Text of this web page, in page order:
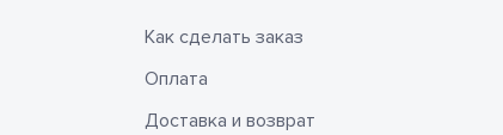
Как сделать заказ
Оплата
Доставка и возврат